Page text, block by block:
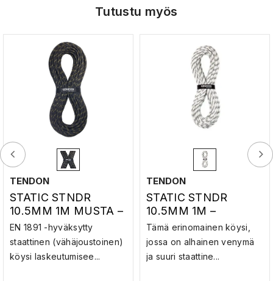
Tutustu myös
TENDON
STATIC STNDR
10.5MM 1M MUSTA –
STAATTINEN KÖYSI
EN 1891 -hyväksytty
staattinen (vähäjoustoinen)
köysi laskeutumisee...
TENDON
STATIC STNDR
10.5MM 1M –
STAATTINEN KÖYSI
Tämä erinomainen köysi,
jossa on alhainen venymä
ja suuri staattine...